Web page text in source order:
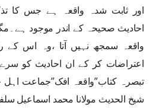
اور ثابت شدہ واقعہ ہے جس کا
احادیث صحیحہ کے اندر موجود
واقعہ سمجھ نہیں آتا ،وہ اس کے
اعتراضات کر کے ان احادیث کو
تبصرہ کتاب”واقعہ افک”جماعت
شیخ الحدیث مولانا محمد اسماعیل